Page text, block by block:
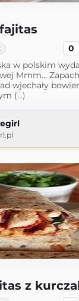
0
w polskim
Mmm…
wjechały
(...)
z